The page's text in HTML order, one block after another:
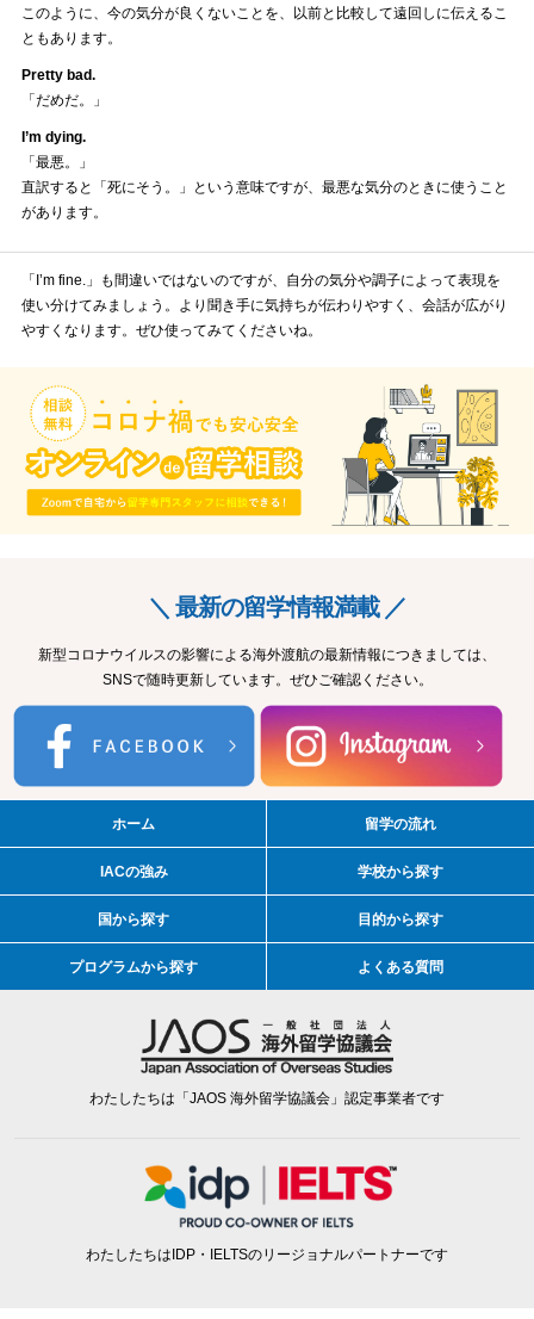
このように、今の気分が良くないことを、以前と比較して遠回しに伝えるこ
ともあります。
Pretty bad.
「だめだ。」
I’m dying.
「最悪。」
直訳すると「死にそう。」という意味ですが、最悪な気分のときに使うこと
があります。
「I’m fine.」も間違いではないのですが、自分の気分や調子によって表現を
使い分けてみましょう。より聞き手に気持ちが伝わりやすく、会話が広がり
やすくなります。ぜひ使ってみてくださいね。
＼ 最新の留学情報満載 ／
新型コロナウイルスの影響による海外渡航の最新情報につきましては、
SNSで随時更新しています。ぜひご確認ください。
ホーム 留学の流れ
IACの強み 学校から探す
国から探す 目的から探す
プログラムから探す よくある質問
わたしたちは「JAOS 海外留学協議会」認定事業者です
わたしたちはIDP・IELTSのリージョナルパートナーです